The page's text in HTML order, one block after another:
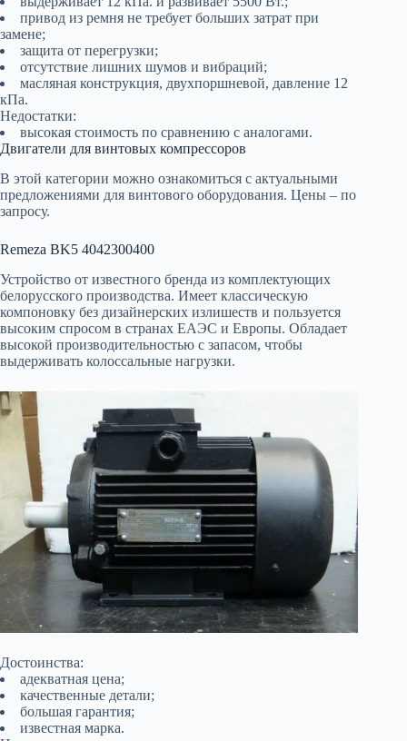
привод из ремня не требует больших затрат при
замене;
защита от перегрузки;
отсутствие лишних шумов и вибраций;
масляная конструкция, двухпоршневой, давление 12
кПа.
Недостатки:
высокая стоимость по сравнению с аналогами.
Двигатели для винтовых компрессоров
В этой категории можно ознакомиться с актуальными
предложениями для винтового оборудования. Цены – по
запросу.
Remeza BK5 4042300400
Устройство от известного бренда из комплектующих
белорусского производства. Имеет классическую
компоновку без дизайнерских излишеств и пользуется
высоким спросом в странах ЕАЭС и Европы. Обладает
высокой производительностью с запасом, чтобы
выдерживать колоссальные нагрузки.
Достоинства:
адекватная цена;
качественные детали;
большая гарантия;
известная марка.